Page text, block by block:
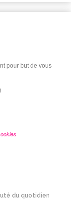
pour but de vous
du quotidien